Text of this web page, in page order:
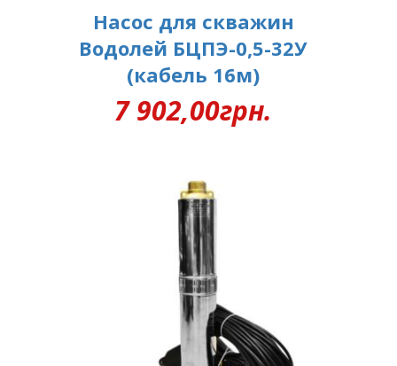
Насос для скважин
Водолей БЦПЭ-0,5-32У
(кабель 16м)
7 902,00грн.